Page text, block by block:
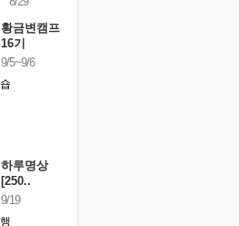
황금변캠프
16기
9/5~9/6
하루명상
[250..
9/19